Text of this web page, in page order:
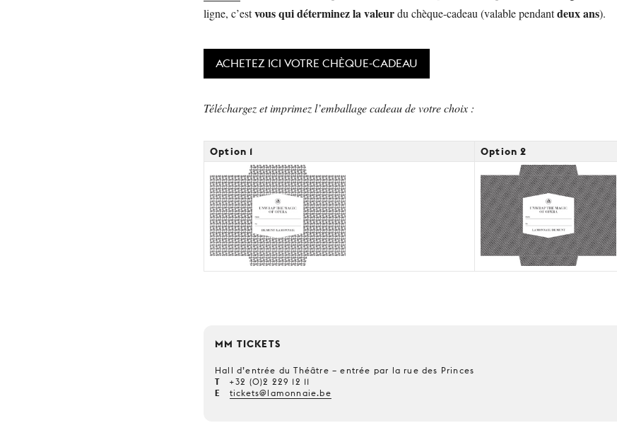
ligne, c’estvous qui déterminez la valeurdu chèque-cadeau (valable pendantdeux ans).
ACHETEZ ICI VOTRE CHÈQUE-CADEAU
Téléchargez et imprimez l’emballage cadeau de votre choix :
Option 1 Option 2
MM TICKETS
Hall d’entrée du Théâtre – entrée par la rue des Princes
T +32 (0)2 229 12 11
E
tickets@lamonnaie.be